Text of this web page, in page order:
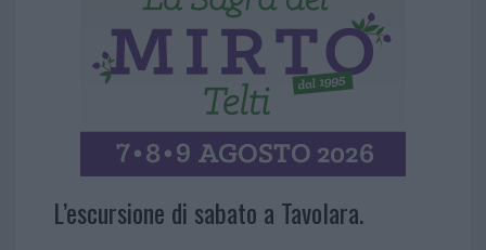
L’escursione di sabato a Tavolara.